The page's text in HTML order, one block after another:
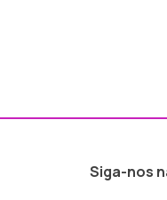
Siga-nos